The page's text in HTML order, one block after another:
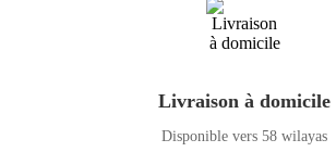
Livraison à domicile
Disponible vers 58 wilayas